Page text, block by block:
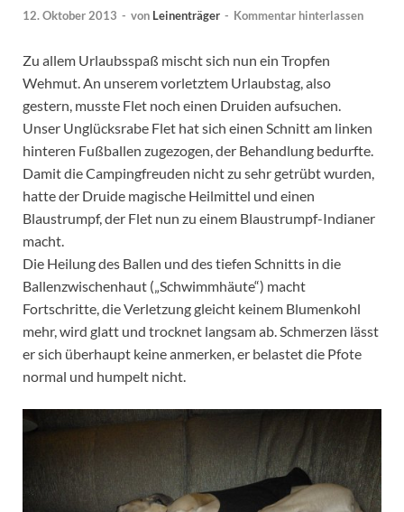
12. Oktober 2013 - von Leinenträger - Kommentar hinterlassen
Zu allem Urlaubsspaß mischt sich nun ein Tropfen
Wehmut. An unserem vorletztem Urlaubstag, also
gestern, musste Flet noch einen Druiden aufsuchen.
Unser Unglücksrabe Flet hat sich einen Schnitt am linken
hinteren Fußballen zugezogen, der Behandlung bedurfte.
Damit die Campingfreuden nicht zu sehr getrübt wurden,
hatte der Druide magische Heilmittel und einen
Blaustrumpf, der Flet nun zu einem Blaustrumpf-Indianer
macht.
Die Heilung des Ballen und des tiefen Schnitts in die
Ballenzwischenhaut („Schwimmhäute“) macht
Fortschritte, die Verletzung gleicht keinem Blumenkohl
mehr, wird glatt und trocknet langsam ab. Schmerzen lässt
er sich überhaupt keine anmerken, er belastet die Pfote
normal und humpelt nicht.